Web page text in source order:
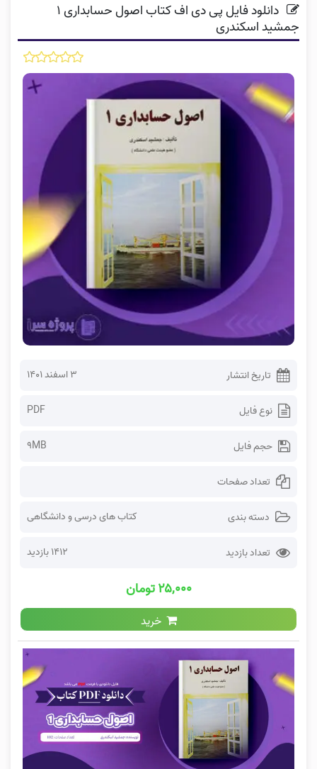
دانلود فایل پی دی اف کتاب اصول حسابداری ۱
جمشید اسکندری
تاریخ انتشار ۳ اسفند ۱۴۰۱
نوع فایل PDF
حجم فایل 9MB
تعداد صفحات
دسته بندی کتاب های درسی و دانشگاهی
تعداد بازدید 1412 بازدید
۲۵,۰۰۰ تومان
خرید